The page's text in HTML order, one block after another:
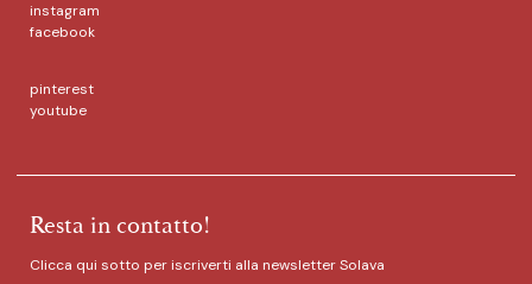
instagram
facebook
pinterest
youtube
Resta in contatto!
Clicca qui sotto per iscriverti alla newsletter Solava